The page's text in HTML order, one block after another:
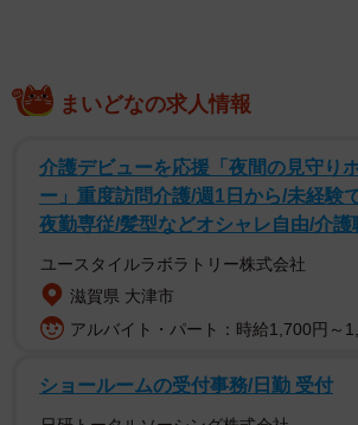
まいどなの求人情報
介護デビューを応援「夜間の見守り
ー」重度訪問介護/週1日から/未経験
夜勤専従/髪型などオシャレ自由/介護
ユースタイルラボラトリー株式会社
滋賀県 大津市
アルバイト・パート：時給1,700円～
ショールームの受付事務/日勤 受付